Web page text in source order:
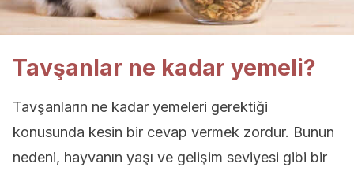
Tavşanlar ne kadar yemeli?
Tavşanların ne kadar yemeleri gerektiği
konusunda kesin bir cevap vermek zordur. Bunun
nedeni, hayvanın yaşı ve gelişim seviyesi gibi bir